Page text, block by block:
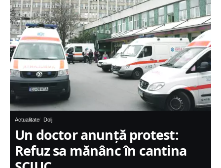
Actualitate Dolj
Un doctor anunţă protest:
Refuz sa mănânc în cantina